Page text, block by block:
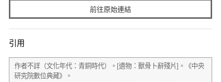
前往原始連結
引用